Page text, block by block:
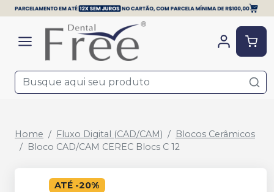
Home Fluxo Digital (CAD/CAM)
Blocos Cerâmicos
Bloco CAD/CAM CEREC Blocs C 12
ATÉ -20%